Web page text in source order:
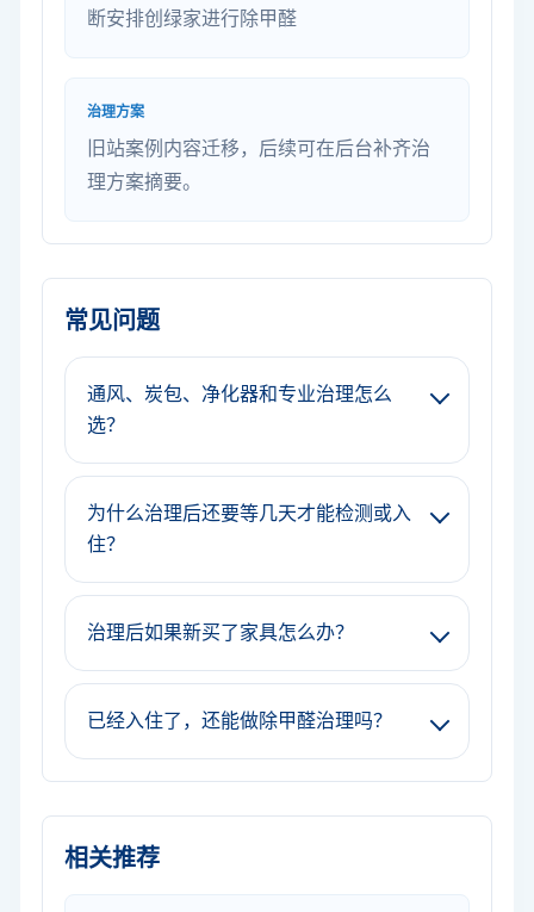
断安排创绿家进行除甲醛
治理方案
旧站案例内容迁移，后续可在后台补齐治
理方案摘要。
常见问题
通风、炭包、净化器和专业治理怎么
选？
为什么治理后还要等几天才能检测或入
住？
治理后如果新买了家具怎么办？
已经入住了，还能做除甲醛治理吗？
相关推荐